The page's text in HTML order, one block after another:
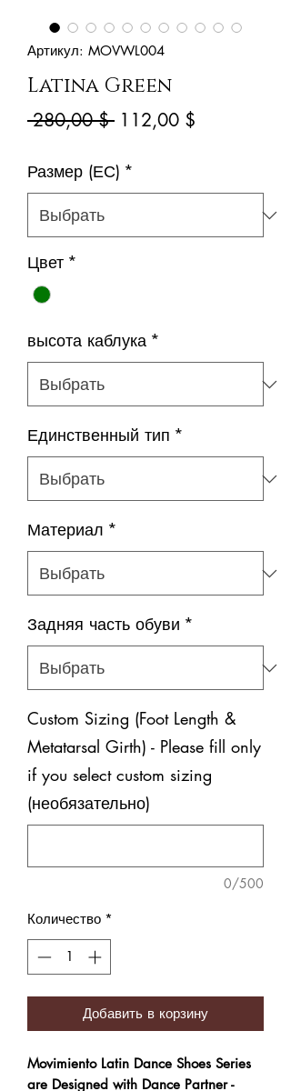
Артикул: MOVWL004
Latina Green
280,00 $ Обычная
112,00 $
Размер (ЕС) *
Цвет *
высота каблука *
Единственный тип *
Материал *
Задняя часть обуви *
Custom Sizing (Foot Length &
Metatarsal Girth) - Please fill only
if you select custom sizing
(необязательно)
0/500
Количество *
Добавить в корзину
Movimiento Latin Dance Shoes Series
are Designed with Dance Partner -